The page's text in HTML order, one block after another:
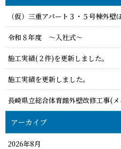
（仮）三重アパート３・５号棟外
令和８年度 ～入社式～
施工実績(２件)を更新しました。
施工実績を更新しました。
長崎県立総合体育館外壁改修工事(
アーカイブ
2026年8月